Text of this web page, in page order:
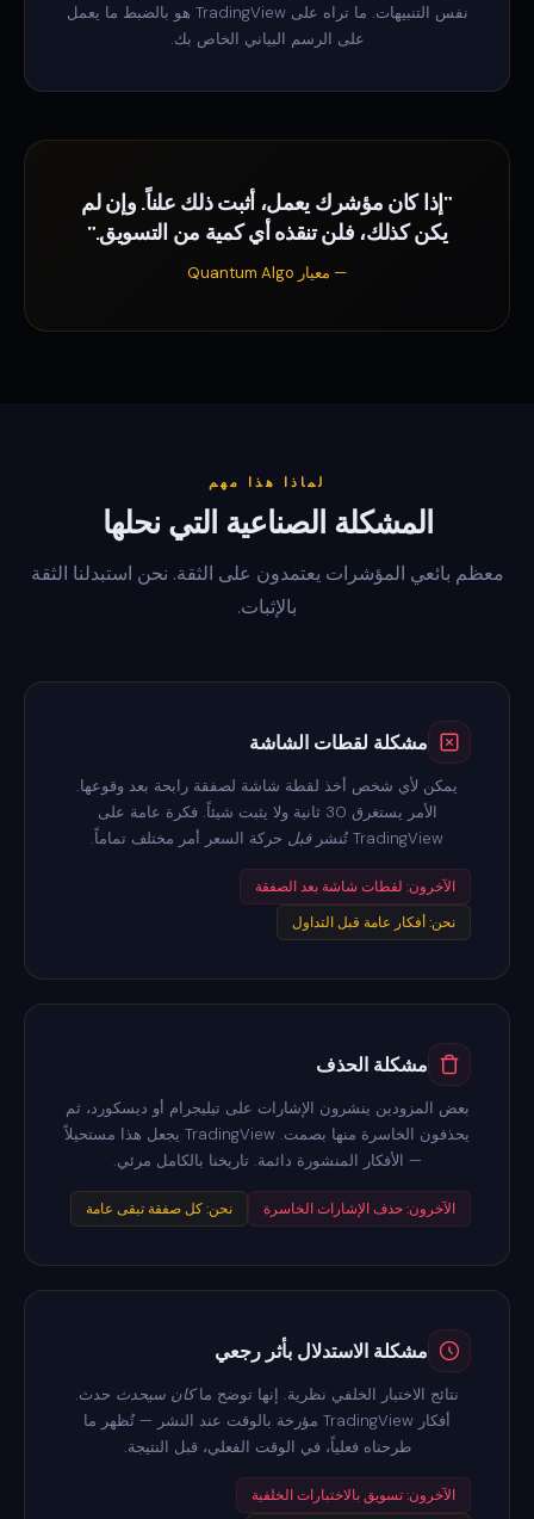
نفس التنبيهات. ما تراه على TradingView هو بالضبط ما يعمل
على الرسم البياني الخاص بك.
"إذا كان مؤشرك يعمل، أثبت ذلك علناً. وإن لم
يكن كذلك، فلن تنقذه أي كمية من التسويق."
— معيار Quantum Algo
لماذا هذا مهم
المشكلة الصناعية التي نحلها
معظم بائعي المؤشرات يعتمدون على الثقة. نحن استبدلنا الثقة
بالإثبات.
مشكلة لقطات الشاشة
يمكن لأي شخص أخذ لقطة شاشة لصفقة رابحة بعد وقوعها.
الأمر يستغرق 30 ثانية ولا يثبت شيئاً. فكرة عامة على
TradingView تُنشر
قبلحركة السعر أمر مختلف تماماً.
الآخرون: لقطات شاشة بعد الصفقة
نحن: أفكار عامة قبل التداول
مشكلة الحذف
بعض المزودين ينشرون الإشارات على تيليجرام أو ديسكورد، ثم
يحذفون الخاسرة منها بصمت. TradingView يجعل هذا مستحيلاً
— الأفكار المنشورة دائمة. تاريخنا بالكامل مرئي.
الآخرون: حذف الإشارات الخاسرة نحن: كل صفقة تبقى عامة
مشكلة الاستدلال بأثر رجعي
نتائج الاختبار الخلفي نظرية. إنها توضح ما كان سيحدثحدث.
أفكار TradingView مؤرخة بالوقت عند النشر — تُظهر ما
طرحناه فعلياً، في الوقت الفعلي، قبل النتيجة.
الآخرون: تسويق بالاختبارات الخلفية